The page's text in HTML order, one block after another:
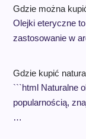
Gdzie można
Olejki eteryczne
zastosowanie w
Gdzie kupić
```html Naturalne
popularnością,
…